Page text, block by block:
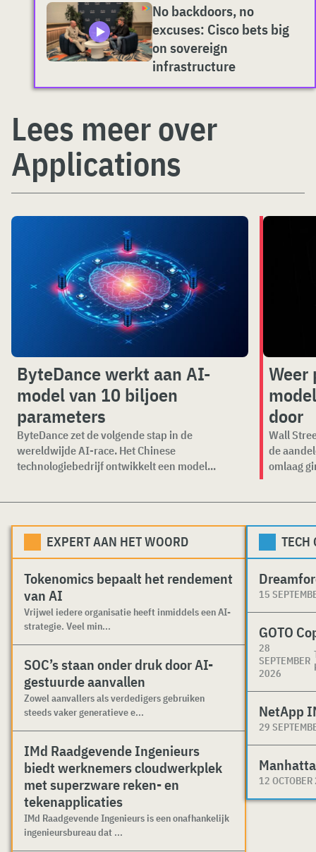
No backdoors, no
excuses: Cisco bets big
on sovereign
infrastructure
Lees meer over
Applications
ByteDance werkt aan AI-
model van 10 biljoen
parameters
ByteDance zet de volgende stap in de
wereldwijde AI-race. Het Chinese
technologiebedrijf ontwikkelt een model...
Weer
door
Wall
de
omlaag
EXPERT AAN HET WOORD
Tokenomics bepaalt het rendement
van AI
Vrijwel iedere organisatie heeft inmiddels een AI-
strategie. Veel min...
SOC’s staan onder druk door AI-
gestuurde aanvallen
Zowel aanvallers als verdedigers gebruiken
steeds vaker generatieve e...
IMd Raadgevende Ingenieurs
biedt werknemers cloudwerkplek
met superzware reken- en
tekenapplicaties
IMd Raadgevende Ingenieurs is een onafhankelijk
ingenieursbureau dat ...
TECH
15
GOTO
28
SEPTEMBER
2026
NetApp
29
12